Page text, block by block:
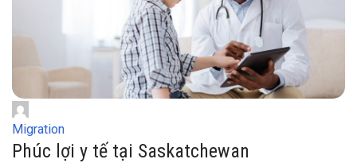
Migration
Phúc lợi y tế tại Saskatchewan